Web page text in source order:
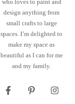
who loves to paint and
design anything from
small crafts to large
spaces. I’m delighted to
make my space as
beautiful as I can for me
and my family.